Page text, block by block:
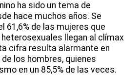
ha sido un tema de
hace muchos años. Se
61,6% de las mujeres que
llegan al clímax
cifra resulta alarmante en
los hombres, quienes
en un 85,5% de las veces.